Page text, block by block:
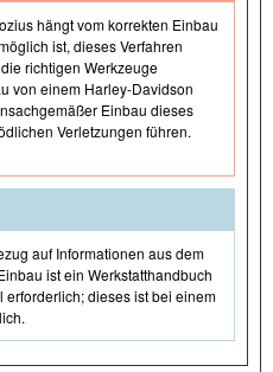
hängt vom korrekten Einbau
ist, dieses Verfahren
richtigen Werkzeuge
von einem Harley-Davidson
Einbau dieses
Verletzungen führen.
auf Informationen aus dem
ist ein Werkstatthandbuch
dieses ist bei einem